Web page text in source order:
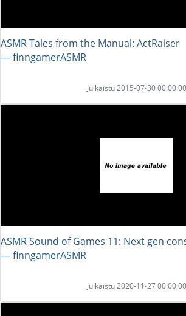
ASMR Tales from the Manual: ActRaiser
― finngamerASMR
Julkaistu 2015-07-30
ASMR Sound of Games 11: Next gen
― finngamerASMR
Julkaistu 2020-11-27